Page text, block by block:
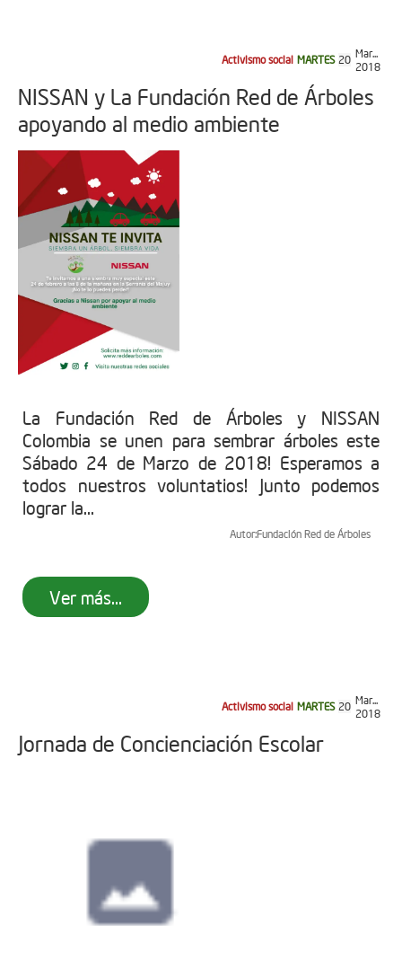
Activismo social MARTES 20 Mar...
2018
NISSAN y La Fundación Red de Árboles
apoyando al medio ambiente
La Fundación Red de Árboles y NISSAN
Colombia se unen para sembrar árboles este
Sábado 24 de Marzo de 2018! Esperamos a
todos nuestros voluntatios! Junto podemos
lograr la...
Autor:Fundación Red de Árboles
Ver más...
Activismo social MARTES 20 Mar...
2018
Jornada de Concienciación Escolar